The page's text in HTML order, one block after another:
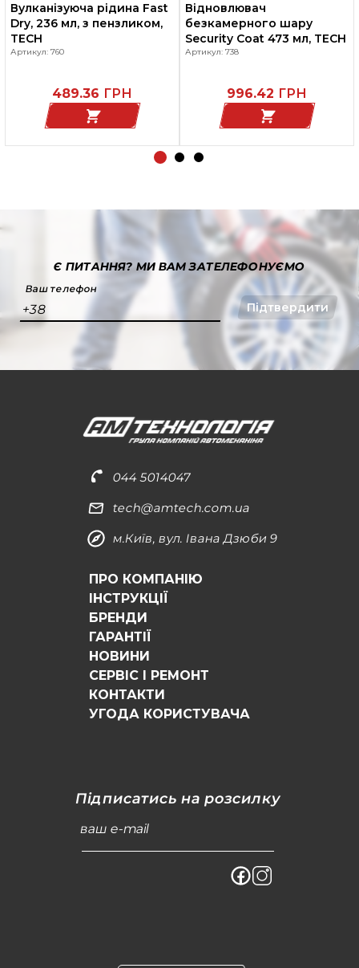
Вулканізуюча рідина Fast
Dry, 236 мл, з пензликом,
TECH
Артикул: 760
489.36 ГРН
Відновлювач
безкамерного шару
Security Coat 473 мл, TECH
Артикул: 738
996.42 ГРН
Є ПИТАННЯ?МИ ВАМ ЗАТЕЛЕФОНУЄМО
Ваш телефон
+38 Підтвердити
044 5014047
tech@amtech.com.ua
м.Київ, вул. Івана Дзюби 9
ПРО КОМПАНІЮ
ІНСТРУКЦІЇ
БРЕНДИ
ГАРАНТІЇ
НОВИНИ
СЕРВІС І РЕМОНТ
КОНТАКТИ
УГОДА КОРИСТУВАЧА
Підписатись на розсилку
ваш e-mail